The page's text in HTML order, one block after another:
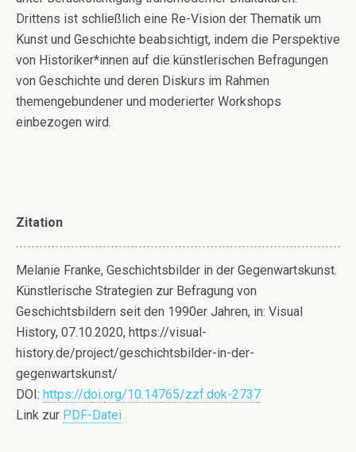
Drittens ist schließlich eine Re-Vision der Thematik um
Kunst und Geschichte beabsichtigt, indem die Perspektive
von Historiker*innen auf die künstlerischen Befragungen
von Geschichte und deren Diskurs im Rahmen
themengebundener und moderierter Workshops
einbezogen wird.
Zitation
Melanie Franke, Geschichtsbilder in der Gegenwartskunst.
Künstlerische Strategien zur Befragung von
Geschichtsbildern seit den 1990er Jahren, in: Visual
History, 07.10.2020, https://visual-
history.de/project/geschichtsbilder-in-der-
gegenwartskunst/
DOI: https://doi.org/10.14765/zzf.dok-2737
Link zur PDF-Datei